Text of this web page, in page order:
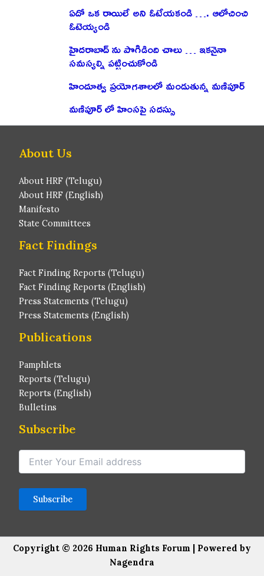
ఏదో ఒక రాయిలే అని ఓటేయకండి …. ఆలోచించి
ఓటెయ్యండి
హైదరాబాద్ ను పొగిడింది చాలు … ఇకనైనా
సమస్యల్ని పట్టించుకోండి
హిందూత్వ ప్రయోగశాలలో మండుతున్న మణిపూర్
మణిపూర్ లో హింసపై సదస్సు
About Us
About HRF (Telugu)
About HRF (English)
Manifesto
State Committees
Fact Findings
Fact Finding Reports (Telugu)
Fact Finding Reports (English)
Press Statements (Telugu)
Press Statements (English)
Publications
Pamphlets
Reports (Telugu)
Reports (English)
Bulletins
Subscribe
Copyright © 2026 Human Rights Forum | Powered by
Nagendra